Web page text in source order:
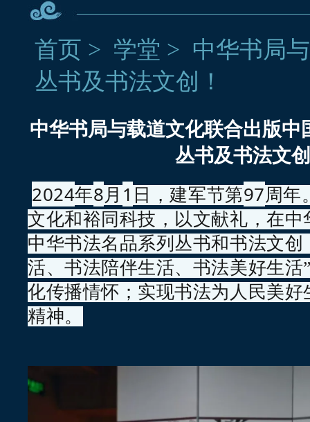
首页 > 学堂 > 中华书局
丛书及书法文创！
中华书局与载道文化联合出版中
丛书及书法文
2024年8月 1 日，建军节第97周年
文化和裕同科技，以文献礼，在
中华书法名品系列丛书和书法文创
活、书法陪伴生活、书法美好生活
化传播情怀；实现书法为人民美
精神。